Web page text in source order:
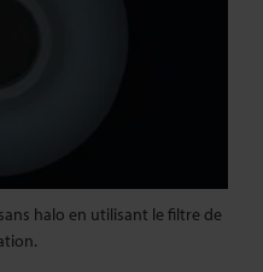
halo en utilisant le filtre de